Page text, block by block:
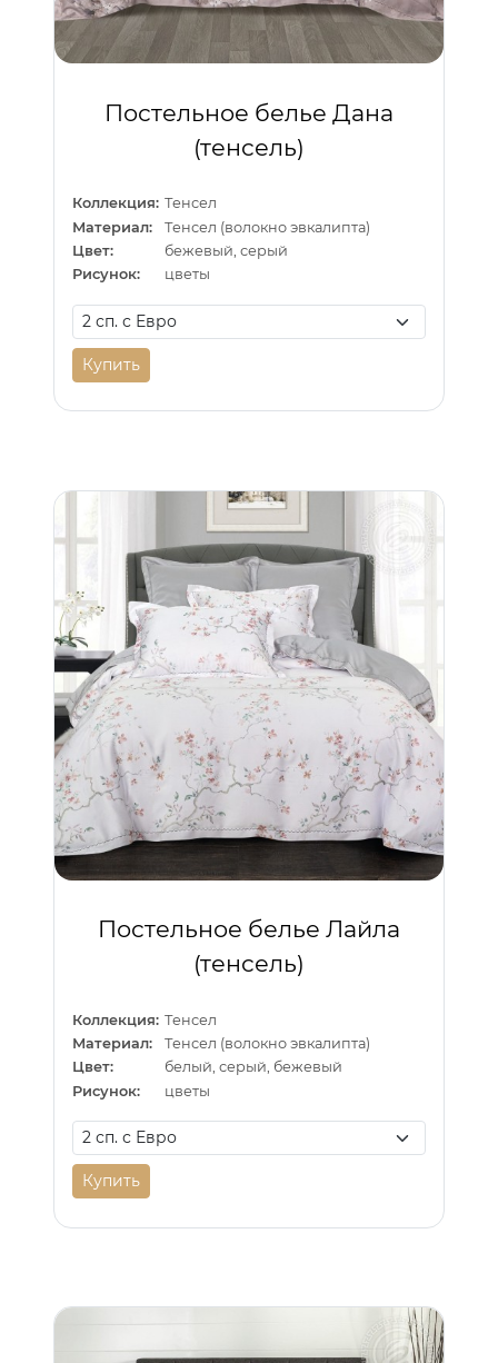
Постельное белье Дана
(тенсель)
Коллекция: Тенсел
Материал:
Тенсел (волокно эвкалипта)
Цвет:
бежевый, серый
Рисунок:
цветы
Купить
Постельное белье Лайла
(тенсель)
Коллекция: Тенсел
Материал:
Тенсел (волокно эвкалипта)
Цвет:
белый, серый, бежевый
Рисунок:
цветы
Купить